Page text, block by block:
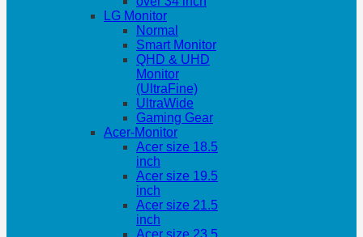
LG Monitor
Normal
Smart Monitor
QHD & UHD
Monitor
(UltraFine)
UltraWide
Gaming Gear
Acer-Monitor
Acer size 18.5
inch
Acer size 19.5
inch
Acer size 21.5
inch
Acer size 23.5